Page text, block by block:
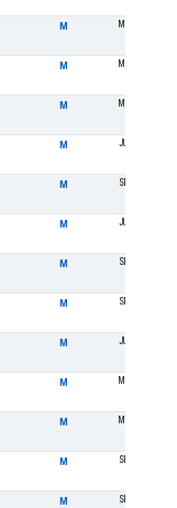
M M0
M M0
M M5
M JU
M SE
M JU
M SE
M SE
M JU
M M3
M M2
M SE
M SE